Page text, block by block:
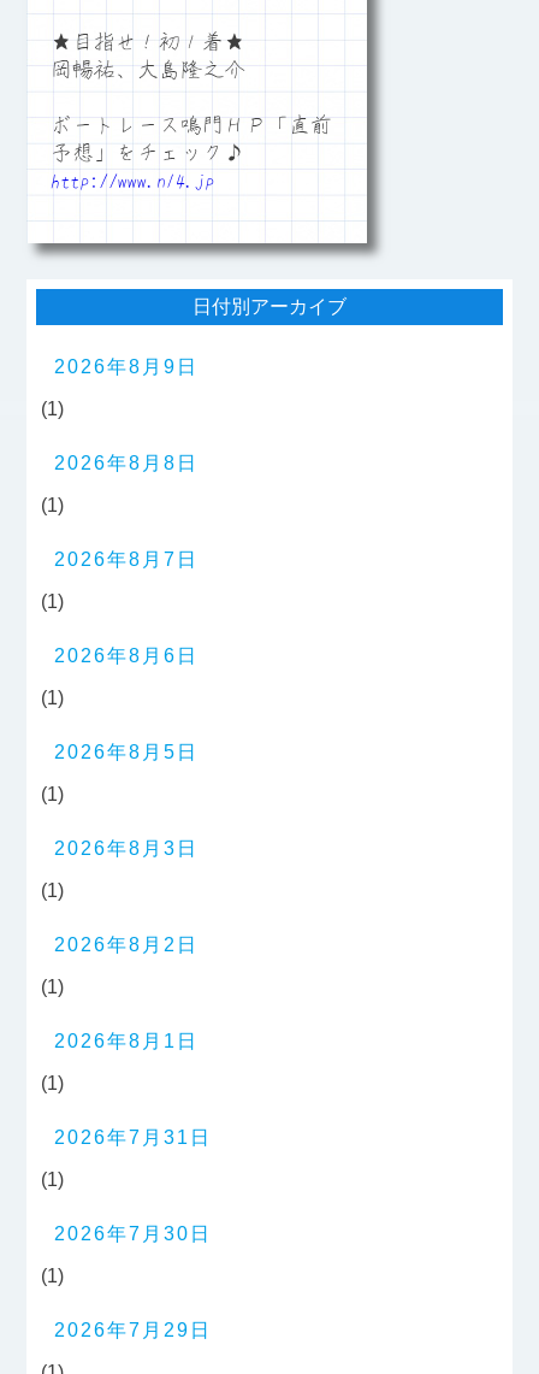
★目指せ！初１着★
岡暢祐、大島隆之介
ボートレース鳴門ＨＰ「直前
予想」をチェック♪
http://www.n14.jp
日付別アーカイブ
2026年8月9日
(1)
2026年8月8日
(1)
2026年8月7日
(1)
2026年8月6日
(1)
2026年8月5日
(1)
2026年8月3日
(1)
2026年8月2日
(1)
2026年8月1日
(1)
2026年7月31日
(1)
2026年7月30日
(1)
2026年7月29日